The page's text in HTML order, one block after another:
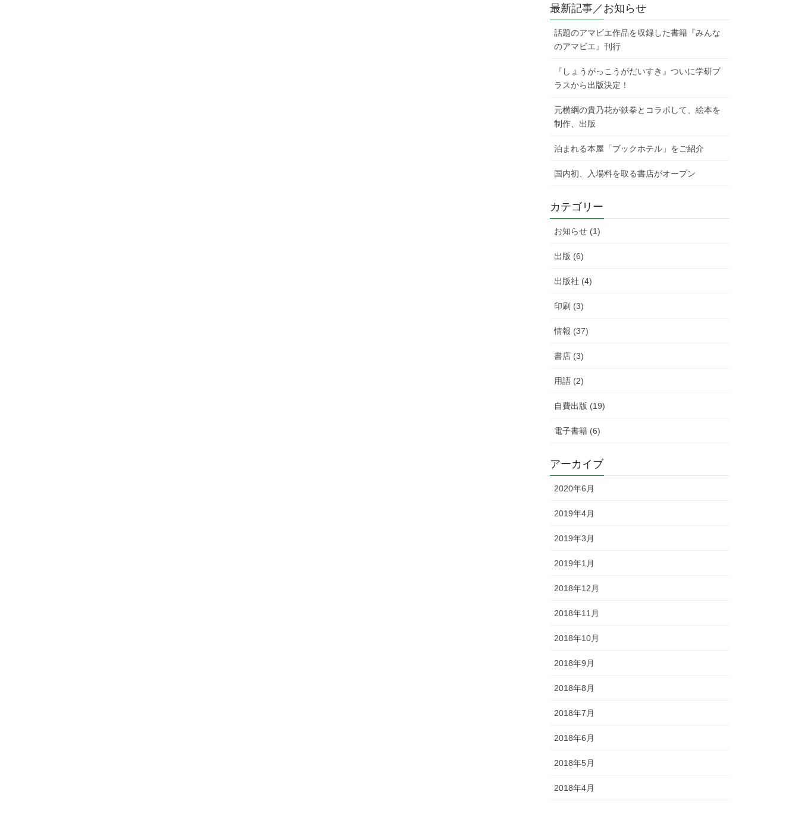
最新記事／お知らせ
話題のアマビエ作品を収録した書籍『みんな
のアマビエ』刊行
『しょうがっこうがだいすき』ついに学研プ
ラスから出版決定！
元横綱の貴乃花が鉄拳とコラボして、絵本を
制作、出版
泊まれる本屋「ブックホテル」をご紹介
国内初、入場料を取る書店がオープン
カテゴリー
お知らせ (1)
出版 (6)
出版社 (4)
印刷 (3)
情報 (37)
書店 (3)
用語 (2)
自費出版 (19)
電子書籍 (6)
アーカイブ
2020年6月
2019年4月
2019年3月
2019年1月
2018年12月
2018年11月
2018年10月
2018年9月
2018年8月
2018年7月
2018年6月
2018年5月
2018年4月